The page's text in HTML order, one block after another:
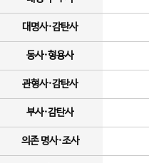
대명사·감탄사
동사·형용사
관형사·감탄사
부사·감탄사
의존 명사·조사